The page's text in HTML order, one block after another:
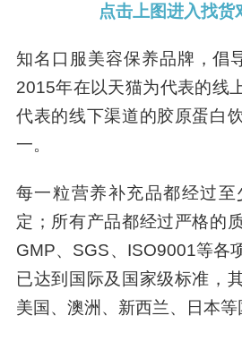
点击上图进入找货
知名口服美容保养品牌，倡
2015年在以天猫为代表的线
代表的线下渠道的胶原蛋白
一。
每一粒营养补充品都经过
定；所有产品都经过严格的
GMP、SGS、ISO9001等各
已达到国际及国家级标准，
美国、澳洲、新西兰、日本等